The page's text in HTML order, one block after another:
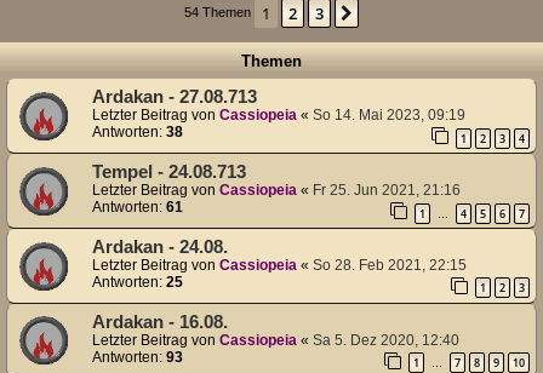
54 Themen 1 2 3
Themen
Ardakan - 27.08.713
Letzter Beitrag von Cassiopeia « So 14. Mai 2023, 09:19
Antworten: 38 1 2 3 4
Tempel - 24.08.713
Letzter Beitrag von Cassiopeia « Fr 25. Jun 2021, 21:16
Antworten: 61 1 4 5 6 7
Ardakan - 24.08.
Letzter Beitrag von Cassiopeia « So 28. Feb 2021, 22:15
Antworten: 25 1 2 3
Ardakan - 16.08.
Letzter Beitrag von Cassiopeia « Sa 5. Dez 2020, 12:40
Antworten: 93 1 … 7 8 9 10